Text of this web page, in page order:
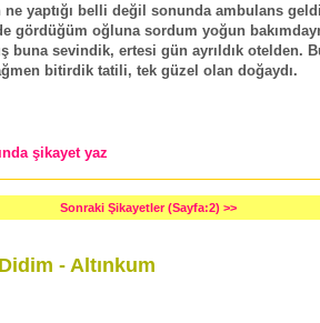
ne yaptığı belli değil sonunda ambulans
gördüğüm oğluna sordum yoğun
buna sevindik, ertesi gün ayrıldık otelden.
bitirdik tatili, tek güzel olan doğaydı.
şikayet yaz
Sonraki Şikayetler (Sayfa:2) >>
- Altınkum